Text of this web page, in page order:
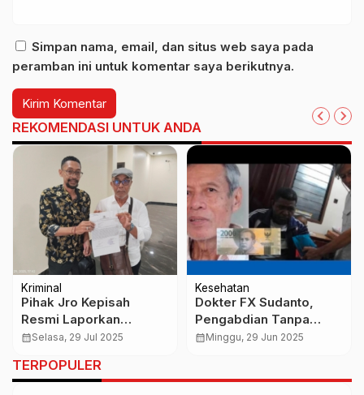
Simpan nama, email, dan situs web saya pada
peramban ini untuk komentar saya berikutnya.
REKOMENDASI UNTUK ANDA
Kriminal
Pihak Jro Kepisah
Resmi Laporkan
Tindakan Dugaan
Tanah di Sesetan
calendar_monthSelasa, 29 Jul 2025
Kesehatan
Dokter FX Sudanto,
Pengabdian Tanpa
Pamrih di Pedalaman
calendar_monthMinggu, 29 Jun 2025
TERPOPULER